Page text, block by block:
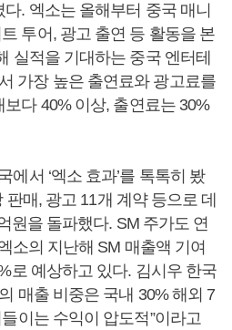
. 엑소는 올해부터 중국 매니
투어, 광고 출연 등 활동을 본
실적을 기대하는 중국 엔터테
가장 높은 출연료와 광고료를
다 40% 이상, 출연료는 30%
에서 ‘엑소 효과’를 톡톡히 봤
매, 광고 11개 계약 등으로 데
원을 돌파했다. SM 주가도 연
소의 지난해 SM 매출액 기여
로 예상하고 있다. 김시우 한국
매출 비중은 국내 30% 해외 7
이는 수익이 압도적”이라고